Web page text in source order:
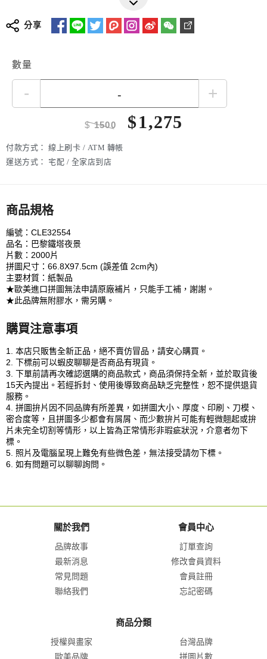
分享
數量
- +
$1500 $1,275
付款方式： 線上刷卡 / ATM 轉帳
運送方式：
宅配 / 全家店到店
商品規格
編號：CLE32554
品名：巴黎鐵塔夜景
片數：2000片
拼圖尺寸：66.8X97.5cm (誤差值 2cm內)
主要材質：紙製品
★歐美進口拼圖無法申請原廠補片，只能手工補，謝謝。
★此品牌無附膠水，需另購。
購買注意事項
1. 本店只販售全新正品，絕不賣仿冒品，請安心購買。
2. 下標前可以蝦皮聊聊是否商品有現貨。
3. 下單前請再次確認選購的商品款式，商品須保持全新，並於取貨後
15天內提出。若經拆封、使用後導致商品缺乏完整性，恕不提供退貨
服務。
4. 拼圖拚片因不同品牌有所差異，如拼圖大小、厚度、印刷、刀模、
密合度等，且拼圖多少都會有屑屑、而少數拚片可能有輕微翹起或拚
片未完全切割等情形，以上皆為正常情形非瑕疵狀況，介意者勿下
標。
5. 照片及電腦呈現上難免有些微色差，無法接受請勿下標。
6. 如有問題可以聊聊詢問。
關於我們
品牌故事
最新消息
常見問題
聯絡我們
會員中心
訂單查詢
修改會員資料
會員註冊
忘記密碼
商品分類
授權與畫家
台灣品牌
歐美品牌
拼圖片數